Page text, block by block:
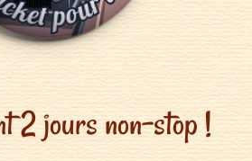
2 jours non-stop !